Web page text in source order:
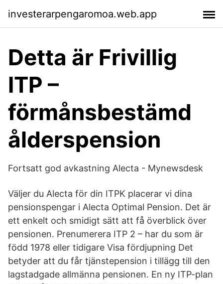
investerarpengaromoa.web.app
Detta är Frivillig
ITP –
förmånsbestämd
ålderspension
Fortsatt god avkastning Alecta - Mynewsdesk
Väljer du Alecta för din ITPK placerar vi dina
pensionspengar i Alecta Optimal Pension. Det är
ett enkelt och smidigt sätt att få överblick över
pensionen. Prenumerera ITP 2 – har du som är
född 1978 eller tidigare Visa fördjupning Det
betyder att du får tjänstepension i tillägg till den
lagstadgade allmänna pensionen. En ny ITP-plan